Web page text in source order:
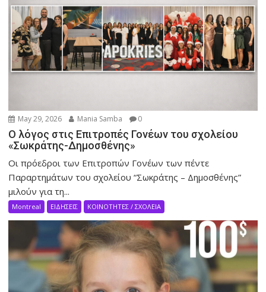
May 29, 2026 Mania Samba 0
Ο λόγος στις Επιτροπές Γονέων του σχολείου
«Σωκράτης-Δημοσθένης»
Οι πρόεδροι των Επιτροπών Γονέων των πέντε
Παραρτημάτων του σχολείου “Σωκράτης – Δημοσθένης”
μιλούν για τη...
Montreal ΕΙΔΗΣΕΙΣ ΚΟΙΝΟΤΗΤΕΣ / ΣΧΟΛΕΙΑ